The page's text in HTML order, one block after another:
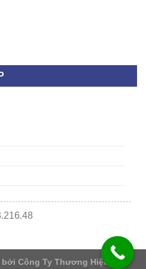
bởi Công Ty Thương Hiệu Việt